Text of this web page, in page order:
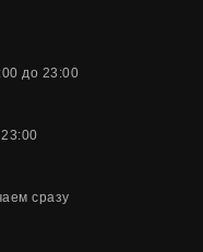
до 23:00
сразу